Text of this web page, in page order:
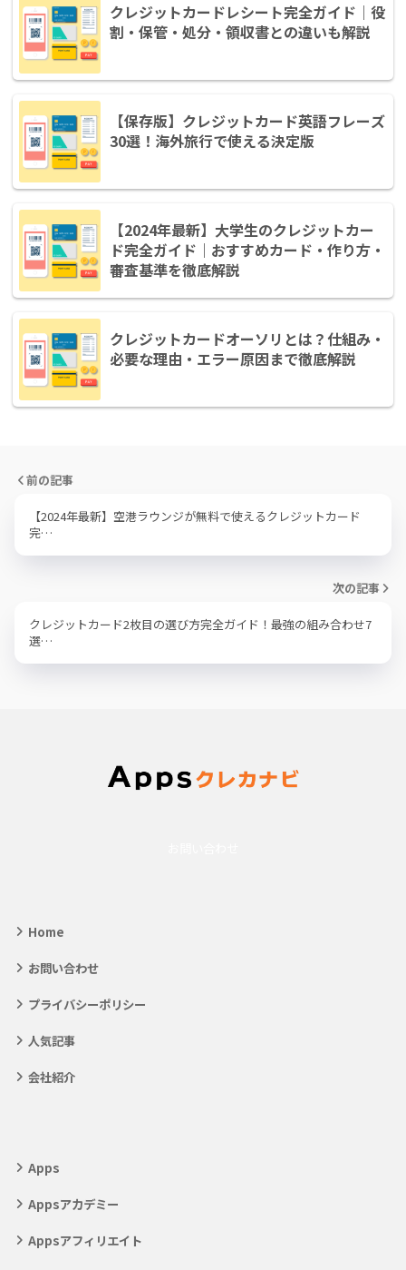
クレジットカードレシート完全ガイド｜役
割・保管・処分・領収書との違いも解説
【保存版】クレジットカード英語フレーズ
30選！海外旅行で使える決定版
【2024年最新】大学生のクレジットカー
ド完全ガイド｜おすすめカード・作り方・
審査基準を徹底解説
クレジットカードオーソリとは？仕組み・
必要な理由・エラー原因まで徹底解説
前の記事
【2024年最新】空港ラウンジが無料で使えるクレジットカード
完…
次の記事
クレジットカード2枚目の選び方完全ガイド！最強の組み合わせ7
選…
Home
お問い合わせ
プライバシーポリシー
人気記事
会社紹介
Apps
Appsアカデミー
Appsアフィリエイト